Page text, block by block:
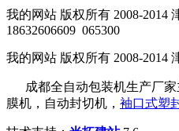
我的网站 版权所有 2008-2014
18632606609 065300
我的网站 版权所有 2008-2014
成都全自动包装机生产厂家
膜机，自动封切机， 袖口式塑